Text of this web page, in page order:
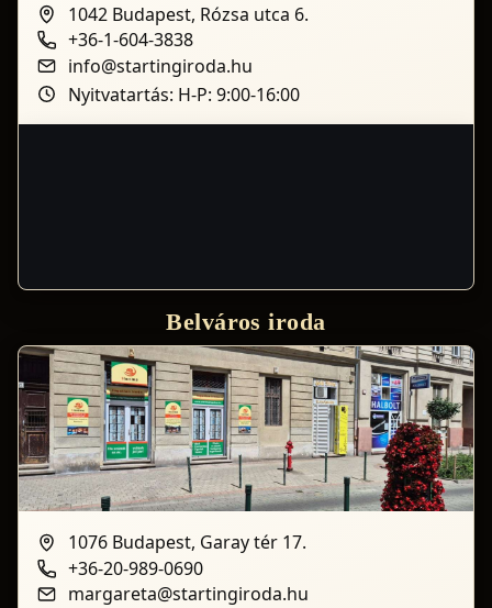
1042 Budapest, Rózsa utca 6.
+36-1-604-3838
info@startingiroda.hu
Nyitvatartás: H-P: 9:00-16:00
Belváros iroda
1076 Budapest, Garay tér 17.
+36-20-989-0690
margareta@startingiroda.hu